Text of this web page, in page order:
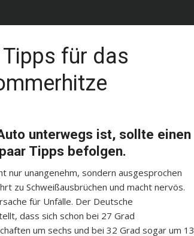
für das
unterwegs ist, sollte einen
Tipps befolgen.
nur unangenehm, sondern ausgesprochen
zu Schweißausbrüchen und macht nervös.
für Unfälle. Der Deutsche
dass sich schon bei 27 Grad
um sechs und bei 32 Grad sogar um 13